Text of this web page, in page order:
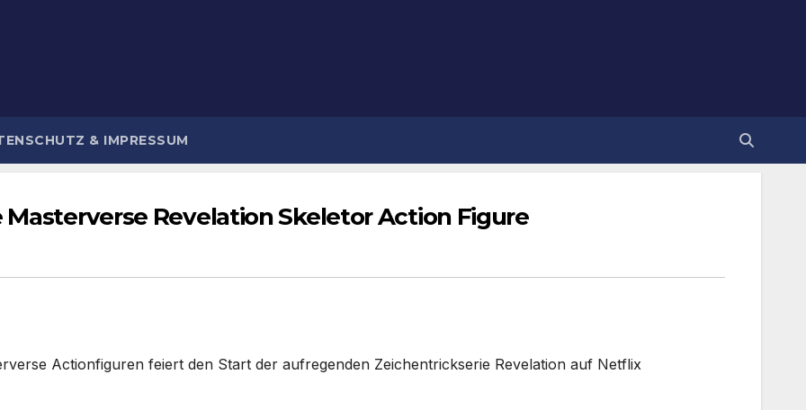
& IMPRESSUM
Masterverse Revelation Skeletor Action Figure
Actionfiguren feiert den Start der aufregenden Zeichentrickserie Revelation auf Netflix